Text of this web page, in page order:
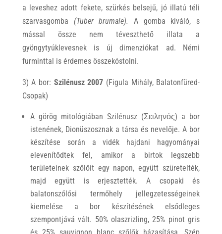
a leveshez adott fekete, szürkés belsejű, jó illatú téli
szarvasgomba (Tuber brumale). A gomba kiváló, s
mással össze nem téveszthető illata a
gyöngytyúklevesnek is új dimenziókat ad. Némi
furminttal is érdemes összekóstolni.
3) A bor: Szilénusz 2007 (Figula Mihály, Balatonfüred-
Csopak)
A görög mitológiában Szilénusz (Σειληνός) a bor
istenének, Dionüszosznak a társa és nevelője. A bor
készítése során a vidék hajdani hagyományai
elevenítődtek fel, amikor a birtok legszebb
területeinek szőlőit egy napon, együtt szüretelték,
majd együtt is erjesztették. A csopaki és
balatonszőlősi termőhely jellegzetességeinek
kiemelése a bor készítésének elsődleges
szempontjává vált. 50% olaszrizling, 25% pinot gris